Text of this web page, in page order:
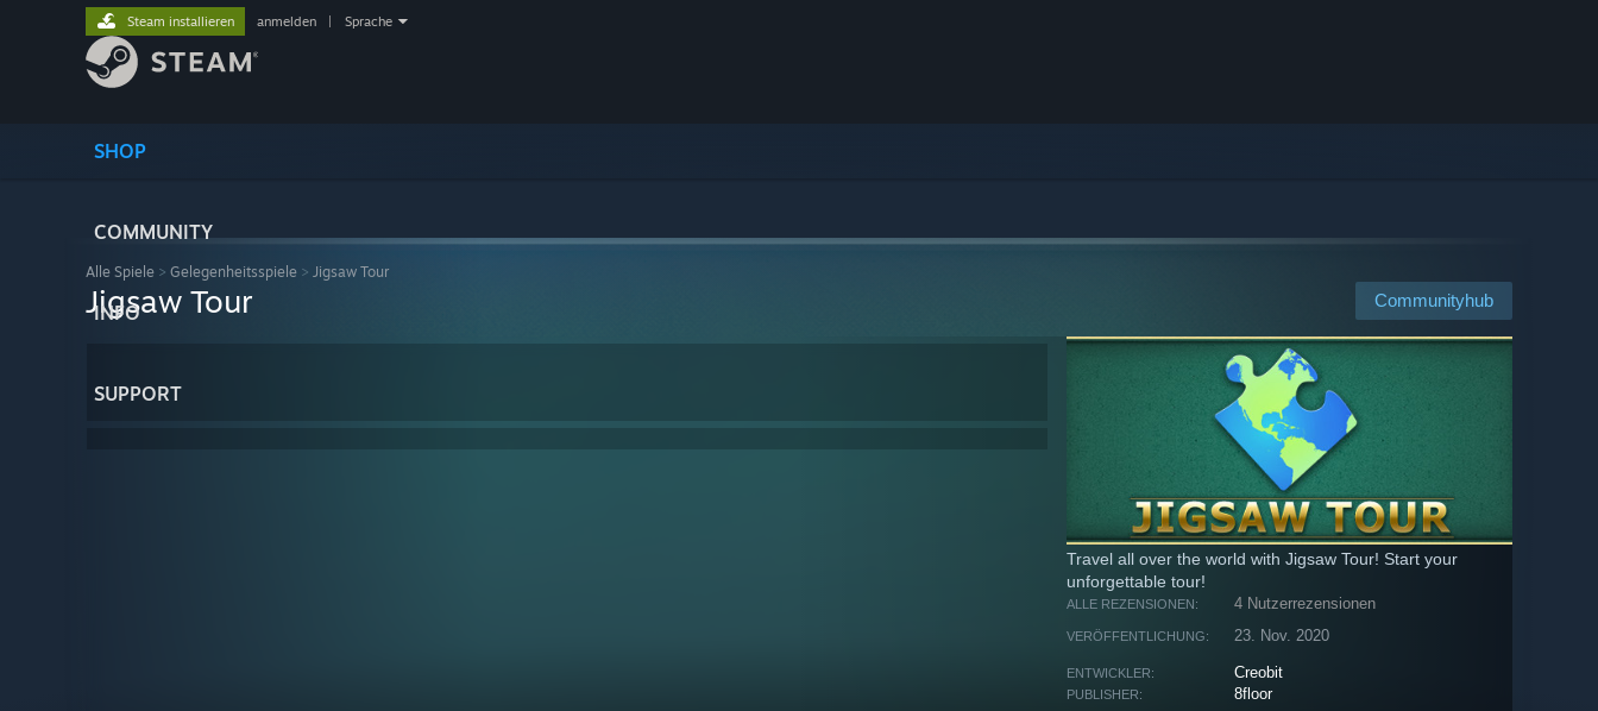
SHOP
COMMUNITY
INFO
SUPPORT
Steam installieren anmelden Sprache
Alle Spiele > Gelegenheitsspiele > Jigsaw Tour
Communityhub
Jigsaw Tour
Travel all over the world with Jigsaw Tour! Start your
unforgettable tour!
ALLE REZENSIONEN: 4 Nutzerrezensionen
VERÖFFENTLICHUNG: 23. Nov. 2020
ENTWICKLER: Creobit
PUBLISHER: 8floor